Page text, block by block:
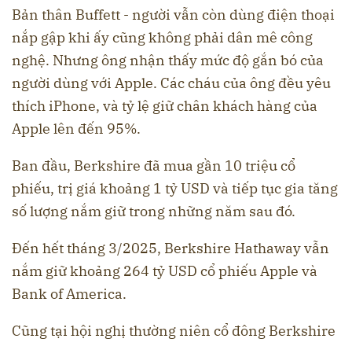
Bản thân Buffett - người vẫn còn dùng điện thoại
nắp gập khi ấy cũng không phải dân mê công
nghệ. Nhưng ông nhận thấy mức độ gắn bó của
người dùng với Apple. Các cháu của ông đều yêu
thích iPhone, và tỷ lệ giữ chân khách hàng của
Apple lên đến 95%.
Ban đầu, Berkshire đã mua gần 10 triệu cổ
phiếu, trị giá khoảng 1 tỷ USD và tiếp tục gia tăng
số lượng nắm giữ trong những năm sau đó.
Đến hết tháng 3/2025, Berkshire Hathaway vẫn
nắm giữ khoảng 264 tỷ USD cổ phiếu Apple và
Bank of America.
Cũng tại hội nghị thường niên cổ đông Berkshire